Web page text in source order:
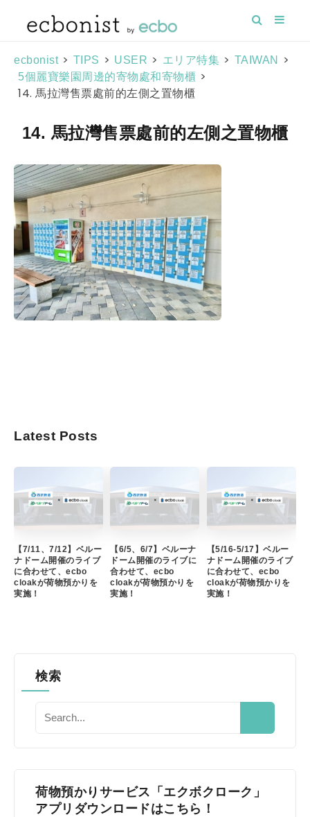
ecbonist > TIPS > USER > エリア特集 > TAIWAN >
5個麗寶樂園周邊的寄物處和寄物櫃 >
14. 馬拉灣售票處前的左側之置物櫃
14. 馬拉灣售票處前的左側之置物櫃
Latest Posts
【7/11、7/12】ベルー
ナドーム開催のライブ
に合わせて、ecbo
cloakが荷物預かりを
実施！
【6/5、6/7】ベルーナ
ドーム開催のライブに
合わせて、ecbo
cloakが荷物預かりを
実施！
【5/16-5/17】ベルー
ナドーム開催のライブ
に合わせて、ecbo
cloakが荷物預かりを
実施！
検索
荷物預かりサービス「エクボクローク」
アプリダウンロードはこちら！